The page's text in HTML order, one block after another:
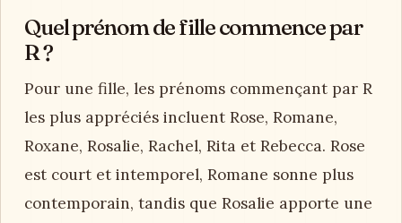
Quel prénom de fille commence par
R ?
Pour une fille, les prénoms commençant par R
les plus appréciés incluent Rose, Romane,
Roxane, Rosalie, Rachel, Rita et Rebecca. Rose
est court et intemporel, Romane sonne plus
contemporain, tandis que Rosalie apporte une